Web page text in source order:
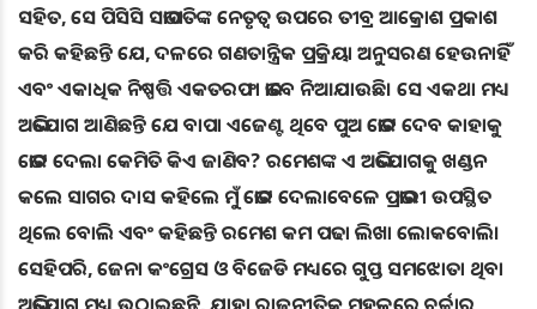
ସହିତ, ସେ ପିସିସି ସଭାପତିଙ୍କ ନେତୃତ୍ୱ ଉପରେ ତୀବ୍ର ଆକ୍ରୋଶ ପ୍ରକାଶ
କରି କହିଛନ୍ତି ଯେ, ଦଳରେ ଗଣତାନ୍ତ୍ରିକ ପ୍ରକ୍ରିୟା ଅନୁସରଣ ହେଉନାହିଁ
ଏବଂ ଏକାଧିକ ନିଷ୍ପତ୍ତି ଏକତରଫା ଭାବେ ନିଆଯାଉଛି। ସେ ଏକଥା ମଧ୍ୟ
ଅଭିଯୋଗ ଆଣିଛନ୍ତି ଯେ ବାପା ଏଜେଣ୍ଟ ଥିବେ ପୁଅ ଭୋଟ ଦେବ କାହାକୁ
ଭୋଟ ଦେଲା କେମିତି କିଏ ଜାଣିବ? ରମେଶଙ୍କ ଏ ଅଭିଯୋଗକୁ ଖଣ୍ଡନ
କଲେ ସାଗର ଦାସ କହିଲେ ମୁଁ ଭୋଟ ଦେଲାବେଳେ ପ୍ରଭାରୀ ଉପସ୍ଥିତ
ଥିଲେ ବୋଲି ଏବଂ କହିଛନ୍ତି ରମେଶ କମ ପଢା ଲିଖା ଲୋକବୋଲି।
ସେହିପରି, ଜେନା କଂଗ୍ରେସ ଓ ବିଜେଡି ମଧ୍ୟରେ ଗୁପ୍ତ ସମଝୋତା ଥିବା